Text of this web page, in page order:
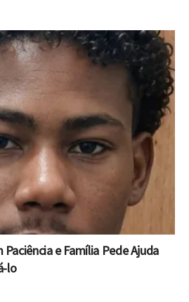
e Família Pede Ajuda
lo